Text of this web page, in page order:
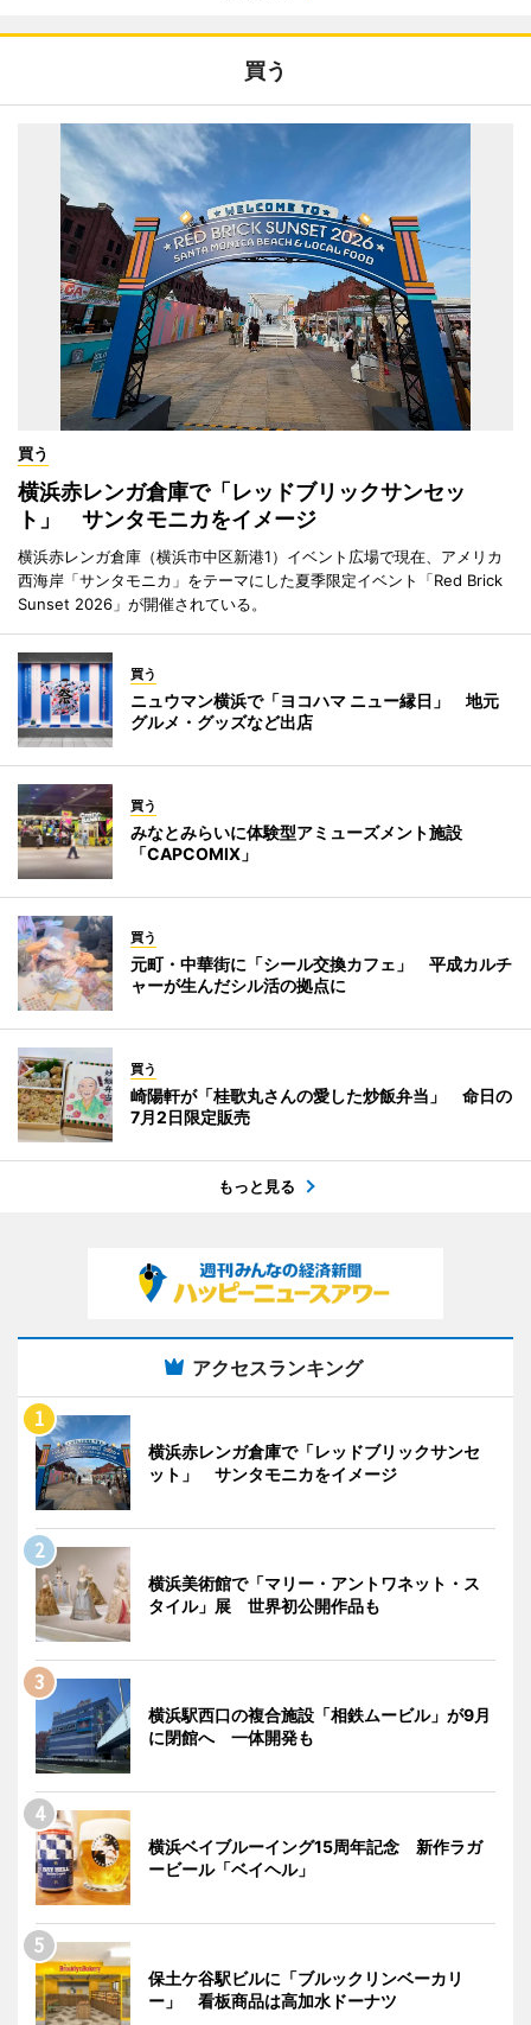
買う
買う
横浜赤レンガ倉庫で「レッドブリックサンセッ
ト」 サンタモニカをイメージ
横浜赤レンガ倉庫（横浜市中区新港1）イベント広場で現在、アメリカ
西海岸「サンタモニカ」をテーマにした夏季限定イベント「Red Brick
Sunset 2026」が開催されている。
買う
ニュウマン横浜で「ヨコハマ ニュー縁日」 地元
グルメ・グッズなど出店
買う
みなとみらいに体験型アミューズメント施設
「CAPCOMIX」
買う
元町・中華街に「シール交換カフェ」 平成カルチ
ャーが生んだシル活の拠点に
買う
崎陽軒が「桂歌丸さんの愛した炒飯弁当」 命日の
7月2日限定販売
もっと見る
アクセスランキング
横浜赤レンガ倉庫で「レッドブリックサンセ
ット」 サンタモニカをイメージ
横浜美術館で「マリー・アントワネット・ス
タイル」展 世界初公開作品も
横浜駅西口の複合施設「相鉄ムービル」が9月
に閉館へ 一体開発も
横浜ベイブルーイング15周年記念 新作ラガ
ービール「ベイヘル」
保土ケ谷駅ビルに「ブルックリンベーカリ
ー」 看板商品は高加水ドーナツ